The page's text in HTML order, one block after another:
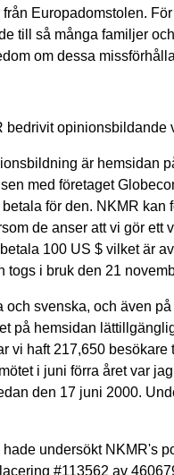
Europadomstolen.
till så många familjer
om dessa
bedrivit opinionsbildande
är hemsidan
med företaget
för den. NKMR
de anser att vi gör
100 US $ vilket är
togs i bruk den 21
svenska, och även
på hemsidan
vi haft 217,650
i juni förra året var
den 17 juni 2000.
undersökt NKMR's
#113562 av